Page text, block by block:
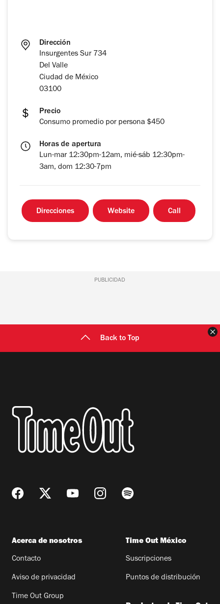
Dirección
Insurgentes Sur 734
Del Valle
Ciudad de México
03100
Precio
Consumo promedio por persona $450
Horas de apertura
Lun-mar 12:30pm-12am, mié-sáb 12:30pm-
3am, dom 12:30-7pm
Direcciones Website Call
PUBLICIDAD
Back to Top
Acerca de nosotros
Contacto
Aviso de privacidad
Time Out Group
Time Out México
Suscripciones
Puntos de distribución